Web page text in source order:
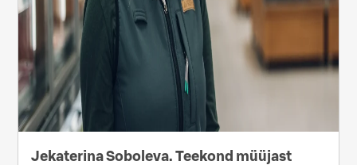
Jekaterina Soboleva. Teekond müüjast